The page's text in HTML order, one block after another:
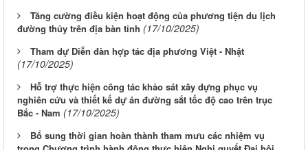
Tăng cường điều kiện hoạt động của phương tiện du lịch
đường thủy trên địa bàn tỉnh (17/10/2025)
Tham dự Diễn đàn hợp tác địa phương Việt - Nhật
(17/10/2025)
Hỗ trợ thực hiện công tác khảo sát xây dựng phục vụ
nghiên cứu và thiết kế dự án đường sắt tốc độ cao trên trục
Bắc - Nam (17/10/2025)
Bổ sung thời gian hoàn thành tham mưu các nhiệm vụ